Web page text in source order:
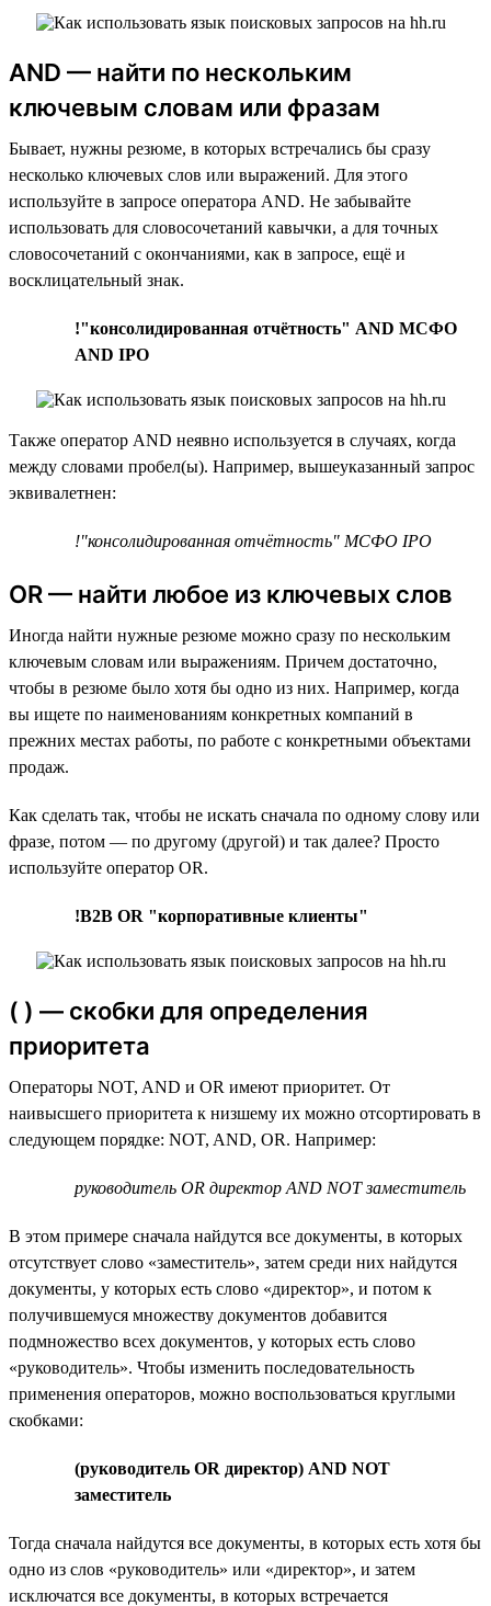
AND — найти по нескольким
ключевым словам или фразам
Бывает, нужны резюме, в которых встречались бы сразу
несколько ключевых слов или выражений. Для этого
используйте в запросе оператора AND. Не забывайте
использовать для словосочетаний кавычки, а для точных
словосочетаний с окончаниями, как в запросе, ещё и
восклицательный знак.
!"консолидированная отчётность" AND МСФО
AND IPO
Также оператор AND неявно используется в случаях, когда
между словами пробел(ы). Например, вышеуказанный запрос
эквивалетнен:
!"консолидированная отчётность" МСФО IPO
OR — найти любое из ключевых слов
Иногда найти нужные резюме можно сразу по нескольким
ключевым словам или выражениям. Причем достаточно,
чтобы в резюме было хотя бы одно из них. Например, когда
вы ищете по наименованиям конкретных компаний в
прежних местах работы, по работе с конкретными объектами
продаж.
Как сделать так, чтобы не искать сначала по одному слову или
фразе, потом — по другому (другой) и так далее? Просто
используйте оператор OR.
!B2B OR "корпоративные клиенты"
( ) — скобки для определения
приоритета
Операторы NOT, AND и OR имеют приоритет. От
наивысшего приоритета к низшему их можно отсортировать в
следующем порядке: NOT, AND, OR. Например:
руководитель OR директор AND NOT заместитель
В этом примере сначала найдутся все документы, в которых
отсутствует слово «заместитель», затем среди них найдутся
документы, у которых есть слово «директор», и потом к
получившемуся множеству документов добавится
подмножество всех документов, у которых есть слово
«руководитель». Чтобы изменить последовательность
применения операторов, можно воспользоваться круглыми
скобками:
(руководитель OR директор) AND NOT
заместитель
Тогда сначала найдутся все документы, в которых есть хотя бы
одно из слов «руководитель» или «директор», и затем
исключатся все документы, в которых встречается